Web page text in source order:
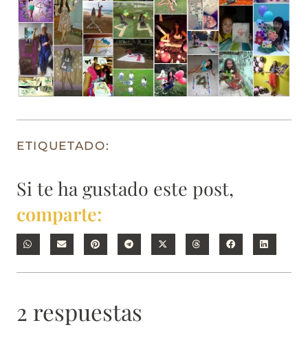
ETIQUETADO:
Si te ha gustado este post,
comparte:
2 respuestas